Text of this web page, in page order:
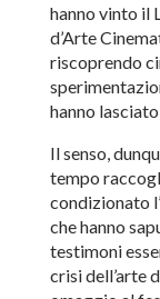
hanno vinto il
d’Arte
riscoprendo
hanno
Il senso,
tempo
condizionato
che hanno
testimoni
crisi dell’arte